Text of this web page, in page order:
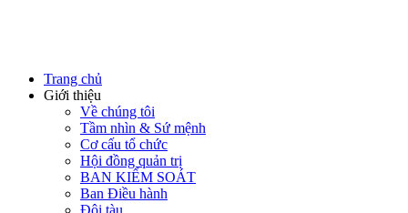
Trang chủ
Giới thiệu
Về chúng tôi
Tầm nhìn & Sứ mệnh
Cơ cấu tổ chức
Hội đồng quản trị
BAN KIỂM SOÁT
Ban Điều hành
Đội tàu